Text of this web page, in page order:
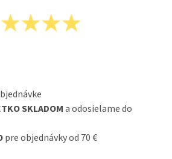
SKLADOMa odosielame do
pre objednávky od 70 €